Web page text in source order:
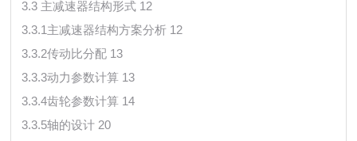
3.3 主减速器结构形式 12
3.3.1主减速器结构方案分析 12
3.3.2传动比分配 13
3.3.3动力参数计算 13
3.3.4齿轮参数计算 14
3.3.5轴的设计 20